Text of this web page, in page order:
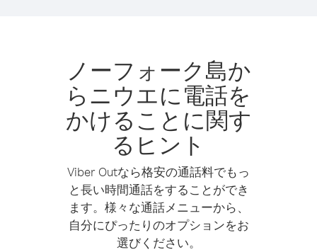
ノーフォーク島か
らニウエに電話を
かけることに関す
るヒント
Viber Outなら格安の通話料でもっ
と長い時間通話をすることができ
ます。様々な通話メニューから、
自分にぴったりのオプションをお
選びください。